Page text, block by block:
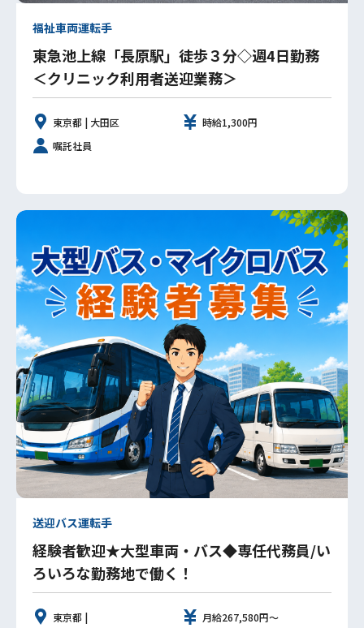
福祉車両運転手
東急池上線「長原駅」徒歩３分◇週4日勤務
＜クリニック利用者送迎業務＞
東京都 | 大田区
時給1,300円
嘱託社員
送迎バス運転手
経験者歓迎★大型車両・バス◆専任代務員/い
ろいろな勤務地で働く！
東京都 |
月給267,580円～